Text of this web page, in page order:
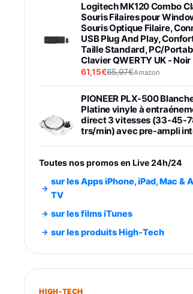
Logitech MK120 Combo
Souris Filaires pour
Souris Optique Filaire,
USB Plug And Play,
Taille Standard, PC/
Clavier QWERTY UK - Noir
61,15€65,97€Amazon
PIONEER PLX-500
Platine vinyle à
direct 3 vitesses (33-45-
trs/min) avec pre-ampli
Smartphone SAMSUNG
Smartphone SAMSUNG
S26+ Violet 256Go
749,99€1240,43€Fnac
Toutes nos promos en Live 24h/24
sur les Apps iPhone, iPad, Mac &
TV
sur les films iTunes
sur les produits High-Tech
HIGH-TECH